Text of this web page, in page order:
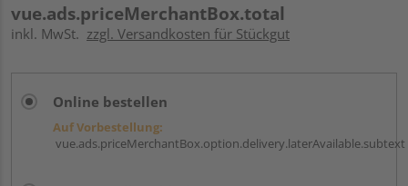
vue.ads.priceMerchantBox.total
inkl. MwSt. zzgl. Versandkosten für Stückgut
Online bestellen
Auf Vorbestellung:
vue.ads.priceMerchantBox.option.delivery.laterAvailable.subtext